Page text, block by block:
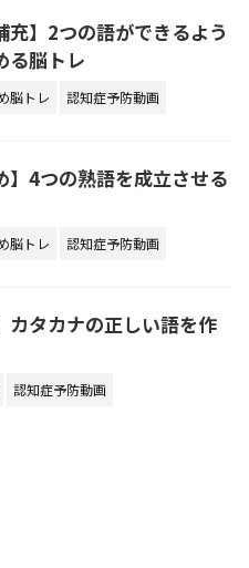
充】2つの語ができるよう
る脳トレ
脳トレ 認知症予防動画
】4つの熟語を成立させる
脳トレ 認知症予防動画
カタカナの正しい語を作
認知症予防動画